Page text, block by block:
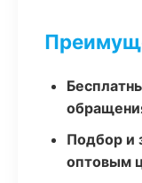
Подбор и
оптовым